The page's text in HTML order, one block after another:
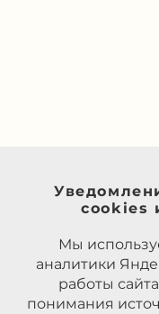
cookies
Мы
аналитики
работы
понимания